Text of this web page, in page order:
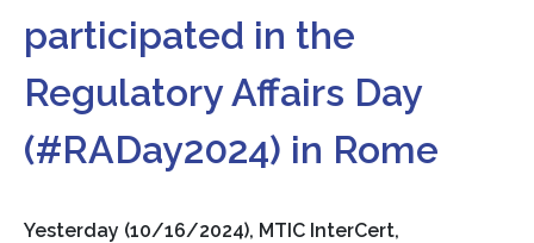
participated in the
Regulatory Affairs Day
(#RADay2024) in Rome
Yesterday (10/16/2024), MTIC InterCert,